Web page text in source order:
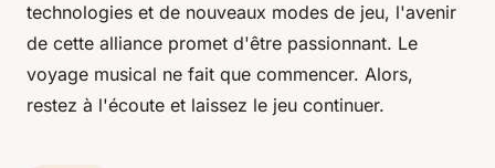
technologies et de nouveaux modes de jeu, l'avenir
de cette alliance promet d'être passionnant. Le
voyage musical ne fait que commencer. Alors,
restez à l'écoute et laissez le jeu continuer.